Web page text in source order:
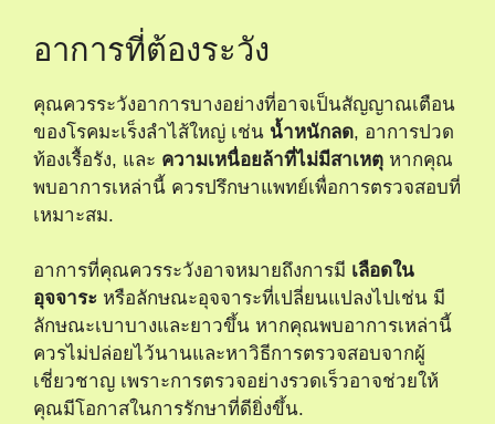
อาการที่ต้องระวัง
คุณควรระวังอาการบางอย่างที่อาจเป็นสัญญาณเตือน
ของโรคมะเร็งลำไส้ใหญ่ เช่น น้ำหนักลด, อาการปวด
ท้องเรื้อรัง, และ ความเหนื่อยล้าที่ไม่มีสาเหตุ หากคุณ
พบอาการเหล่านี้ ควรปรึกษาแพทย์เพื่อการตรวจสอบที่
เหมาะสม.
อาการที่คุณควรระวังอาจหมายถึงการมี เลือดใน
อุจจาระ หรือลักษณะอุจจาระที่เปลี่ยนแปลงไปเช่น มี
ลักษณะเบาบางและยาวขึ้น หากคุณพบอาการเหล่านี้
ควรไม่ปล่อยไว้นานและหาวิธีการตรวจสอบจากผู้
เชี่ยวชาญ เพราะการตรวจอย่างรวดเร็วอาจช่วยให้
คุณมีโอกาสในการรักษาที่ดียิ่งขึ้น.